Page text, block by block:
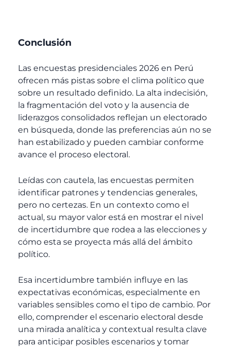
Conclusión
Las encuestas presidenciales 2026 en Perú
ofrecen más pistas sobre el clima político que
sobre un resultado definido. La alta indecisión,
la fragmentación del voto y la ausencia de
liderazgos consolidados reflejan un electorado
en búsqueda, donde las preferencias aún no se
han estabilizado y pueden cambiar conforme
avance el proceso electoral.
Leídas con cautela, las encuestas permiten
identificar patrones y tendencias generales,
pero no certezas. En un contexto como el
actual, su mayor valor está en mostrar el nivel
de incertidumbre que rodea a las elecciones y
cómo esta se proyecta más allá del ámbito
político.
Esa incertidumbre también influye en las
expectativas económicas, especialmente en
variables sensibles como el tipo de cambio. Por
ello, comprender el escenario electoral desde
una mirada analítica y contextual resulta clave
para anticipar posibles escenarios y tomar